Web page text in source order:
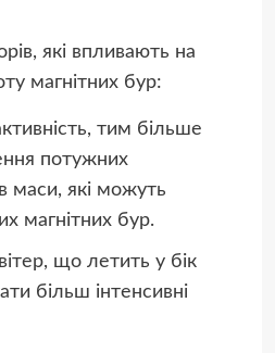
які впливають на
магнітних бур:
тим більше
потужних
маси, які можуть
магнітних бур.
що летить у бік
більш інтенсивні